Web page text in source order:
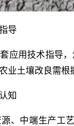
导
应用技术指导
业土壤改良需根
知
、中端生产工